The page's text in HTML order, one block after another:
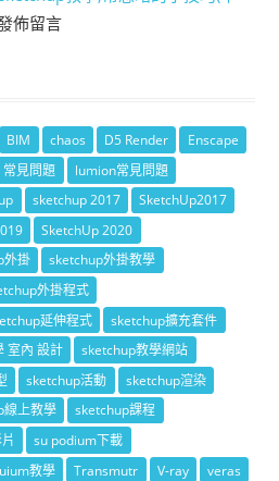
佈留言
BIM chaos D5 Render
Enscape
見問題
lumion常見問題
sketchup 2017
SketchUp2017
SketchUp 2020
外掛
sketchup外掛教學
外掛程式
延伸程式
sketchup擴充套件
室內 設計
sketchup教學網站
sketchup活動
sketchup渲染
上教學
sketchup課程
su podium下載
教學 Transmutr V-ray
veras